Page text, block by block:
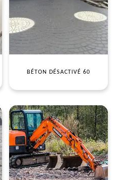
BÉTON DÉSACTIVÉ 60